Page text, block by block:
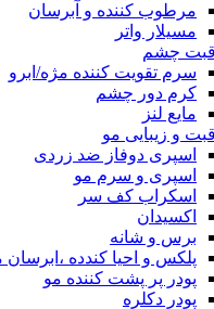
مرطوب کننده و آبرسان
مسیلار واتر
چشم
سرم تقویت کننده مژه/ابرو
کرم دور چشم
مایع لنز
و زیبایی مو
اسپری دوفاز ضد زردی
اسپری و سرم مو
اسکراب کف سر
اکسیدان
برس و شانه
پلکس و احیا کندده ،ابرسان
پودر پر پشت کننده مو
پودر دکلره